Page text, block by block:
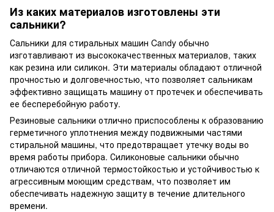
Из каких материалов изготовлены эти
сальники?
Сальники для стиральных машин Candy обычно
изготавливают из высококачественных материалов, таких
как резина или силикон. Эти материалы обладают отличной
прочностью и долговечностью, что позволяет сальникам
эффективно защищать машину от протечек и обеспечивать
ее бесперебойную работу.
Резиновые сальники отлично приспособлены к образованию
герметичного уплотнения между подвижными частями
стиральной машины, что предотвращает утечку воды во
время работы прибора. Силиконовые сальники обычно
отличаются отличной термостойкостью и устойчивостью к
агрессивным моющим средствам, что позволяет им
обеспечивать надежную защиту в течение длительного
времени.